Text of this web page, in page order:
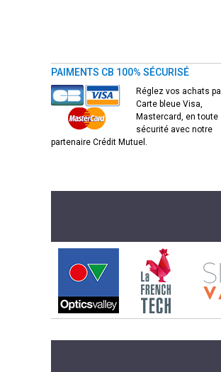
PAIMENTS CB 100% SÉCURISÉ
Réglez vos achats
Carte bleue Visa,
Mastercard, en toute
sécurité avec notre
partenaire Crédit Mutuel.